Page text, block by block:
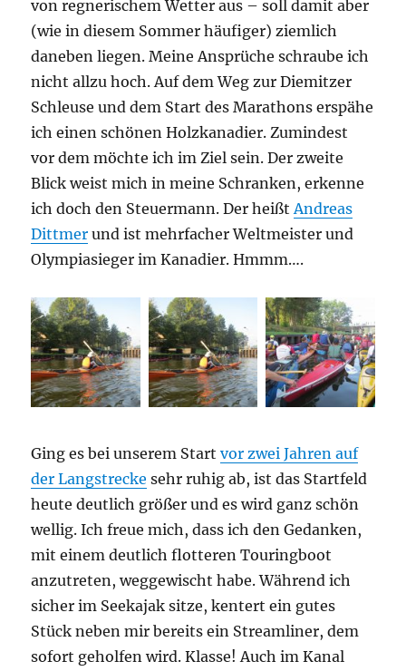
von regnerischem Wetter aus – soll damit aber
(wie in diesem Sommer häufiger) ziemlich
daneben liegen. Meine Ansprüche schraube ich
nicht allzu hoch. Auf dem Weg zur Diemitzer
Schleuse und dem Start des Marathons erspähe
ich einen schönen Holzkanadier. Zumindest
vor dem möchte ich im Ziel sein. Der zweite
Blick weist mich in meine Schranken, erkenne
ich doch den Steuermann. Der heißtAndreas
Dittmer und ist mehrfacher Weltmeister und
Olympiasieger im Kanadier. Hmmm….
Ging es bei unserem Startvor zwei Jahren auf
der Langstrecke sehr ruhig ab, ist das Startfeld
heute deutlich größer und es wird ganz schön
wellig. Ich freue mich, dass ich den Gedanken,
mit einem deutlich flotteren Touringboot
anzutreten, weggewischt habe. Während ich
sicher im Seekajak sitze, kentert ein gutes
Stück neben mir bereits ein Streamliner, dem
sofort geholfen wird. Klasse! Auch im Kanal